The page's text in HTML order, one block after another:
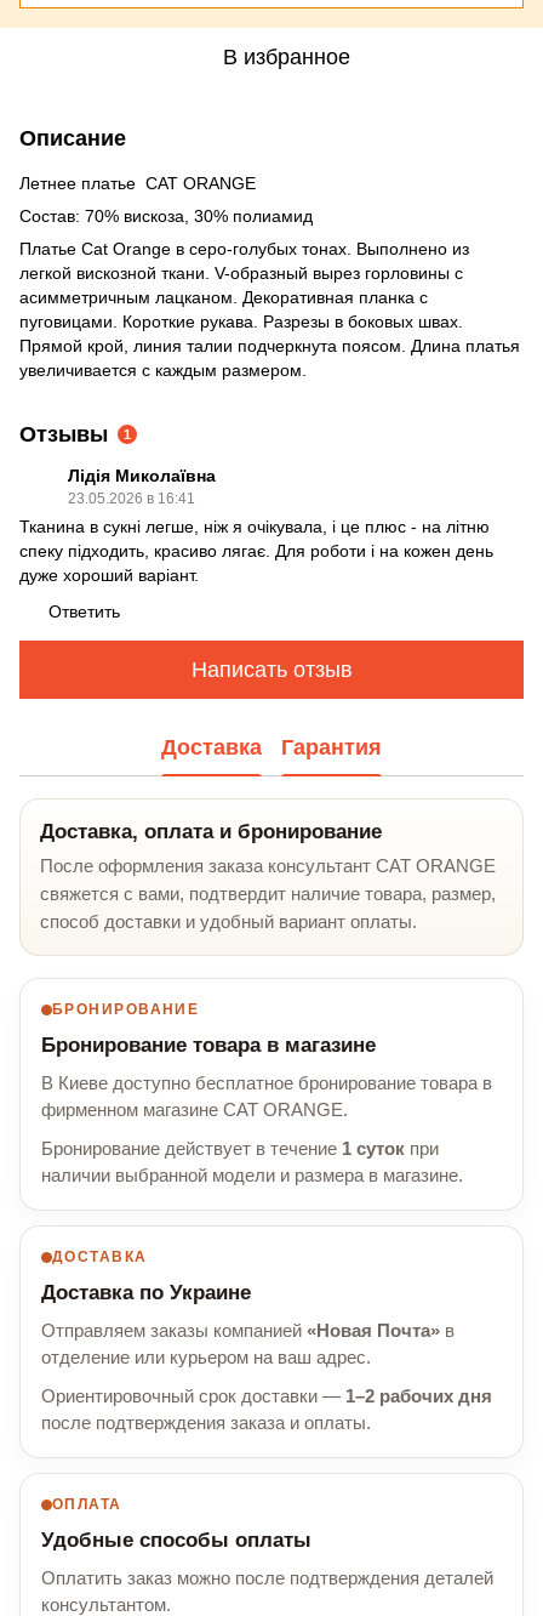
В избранное
Описание
Летнее платье CAT ORANGE
Состав: 70% вискоза, 30% полиамид
Платье Cat Orange в серо-голубых тонах. Выполнено из
легкой вискозной ткани. V-образный вырез горловины с
асимметричным лацканом. Декоративная планка с
пуговицами. Короткие рукава. Разрезы в боковых швах.
Прямой крой, линия талии подчеркнута поясом. Длина платья
увеличивается с каждым размером.
Отзывы 1
Лідія Миколаївна
23.05.2026 в 16:41
Тканина в сукні легше, ніж я очікувала, і це плюс - на літню
спеку підходить, красиво лягає. Для роботи і на кожен день
дуже хороший варіант.
Ответить
Написать отзыв
Доставка Гарантия
Доставка, оплата и бронирование
После оформления заказа консультант CAT ORANGE
свяжется с вами, подтвердит наличие товара, размер,
способ доставки и удобный вариант оплаты.
БРОНИРОВАНИЕ
Бронирование товара в магазине
В Киеве доступно бесплатное бронирование товара в
фирменном магазине CAT ORANGE.
Бронирование действует в течение 1 суток при
наличии выбранной модели и размера в магазине.
ДОСТАВКА
Доставка по Украине
Отправляем заказы компанией «Новая Почта» в
отделение или курьером на ваш адрес.
Ориентировочный срок доставки — 1–2 рабочих дня
после подтверждения заказа и оплаты.
ОПЛАТА
Удобные способы оплаты
Оплатить заказ можно после подтверждения деталей
консультантом.